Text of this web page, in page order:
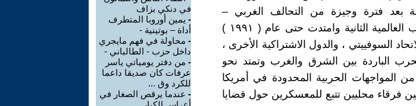
بعد فترة وجيزة من التحالف الغربي –
السوفييتي ضد النازية والانتصار بالحرب العالمية الثانية وامتدت حتى عام ( ١٩٩١ )
السوفييتي ، والدول الاشتراكية الأخرى ،
الباردة بين الشرق والغرب وتمتد نحو
الحربية المحدودة في أمريكا
بين فرقاء محليين تتبع للمعسكرين حول قضايا
في دنكي بزاف
- يمين أوروبا المتطرف
أداة – بوتينية -
- محاولة في فهم مايجري
داخل حزب - الطالباني -
- من دفتر يومياتي ياسر
عرفات كان صديقا داعما
للكرد وق ...
- عندما يرقص الصغار في